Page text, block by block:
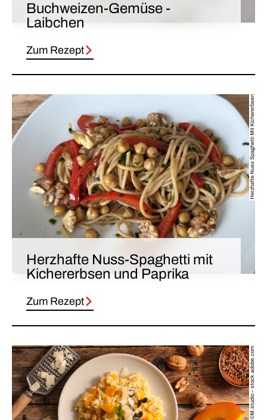
Buchweizen-Gemüse -
Laibchen
Zum Rezept
Herzhafte Nuss Spaghetti Mit Kichererbsen
Herzhafte Nuss-Spaghetti mit
Kichererbsen und Paprika
Zum Rezept
©M.studio – stock.adobe.com